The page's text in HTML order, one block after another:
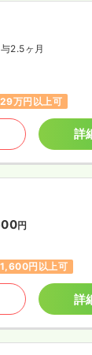
2.5ヶ月
万円以上可
詳
円
円以上可
詳